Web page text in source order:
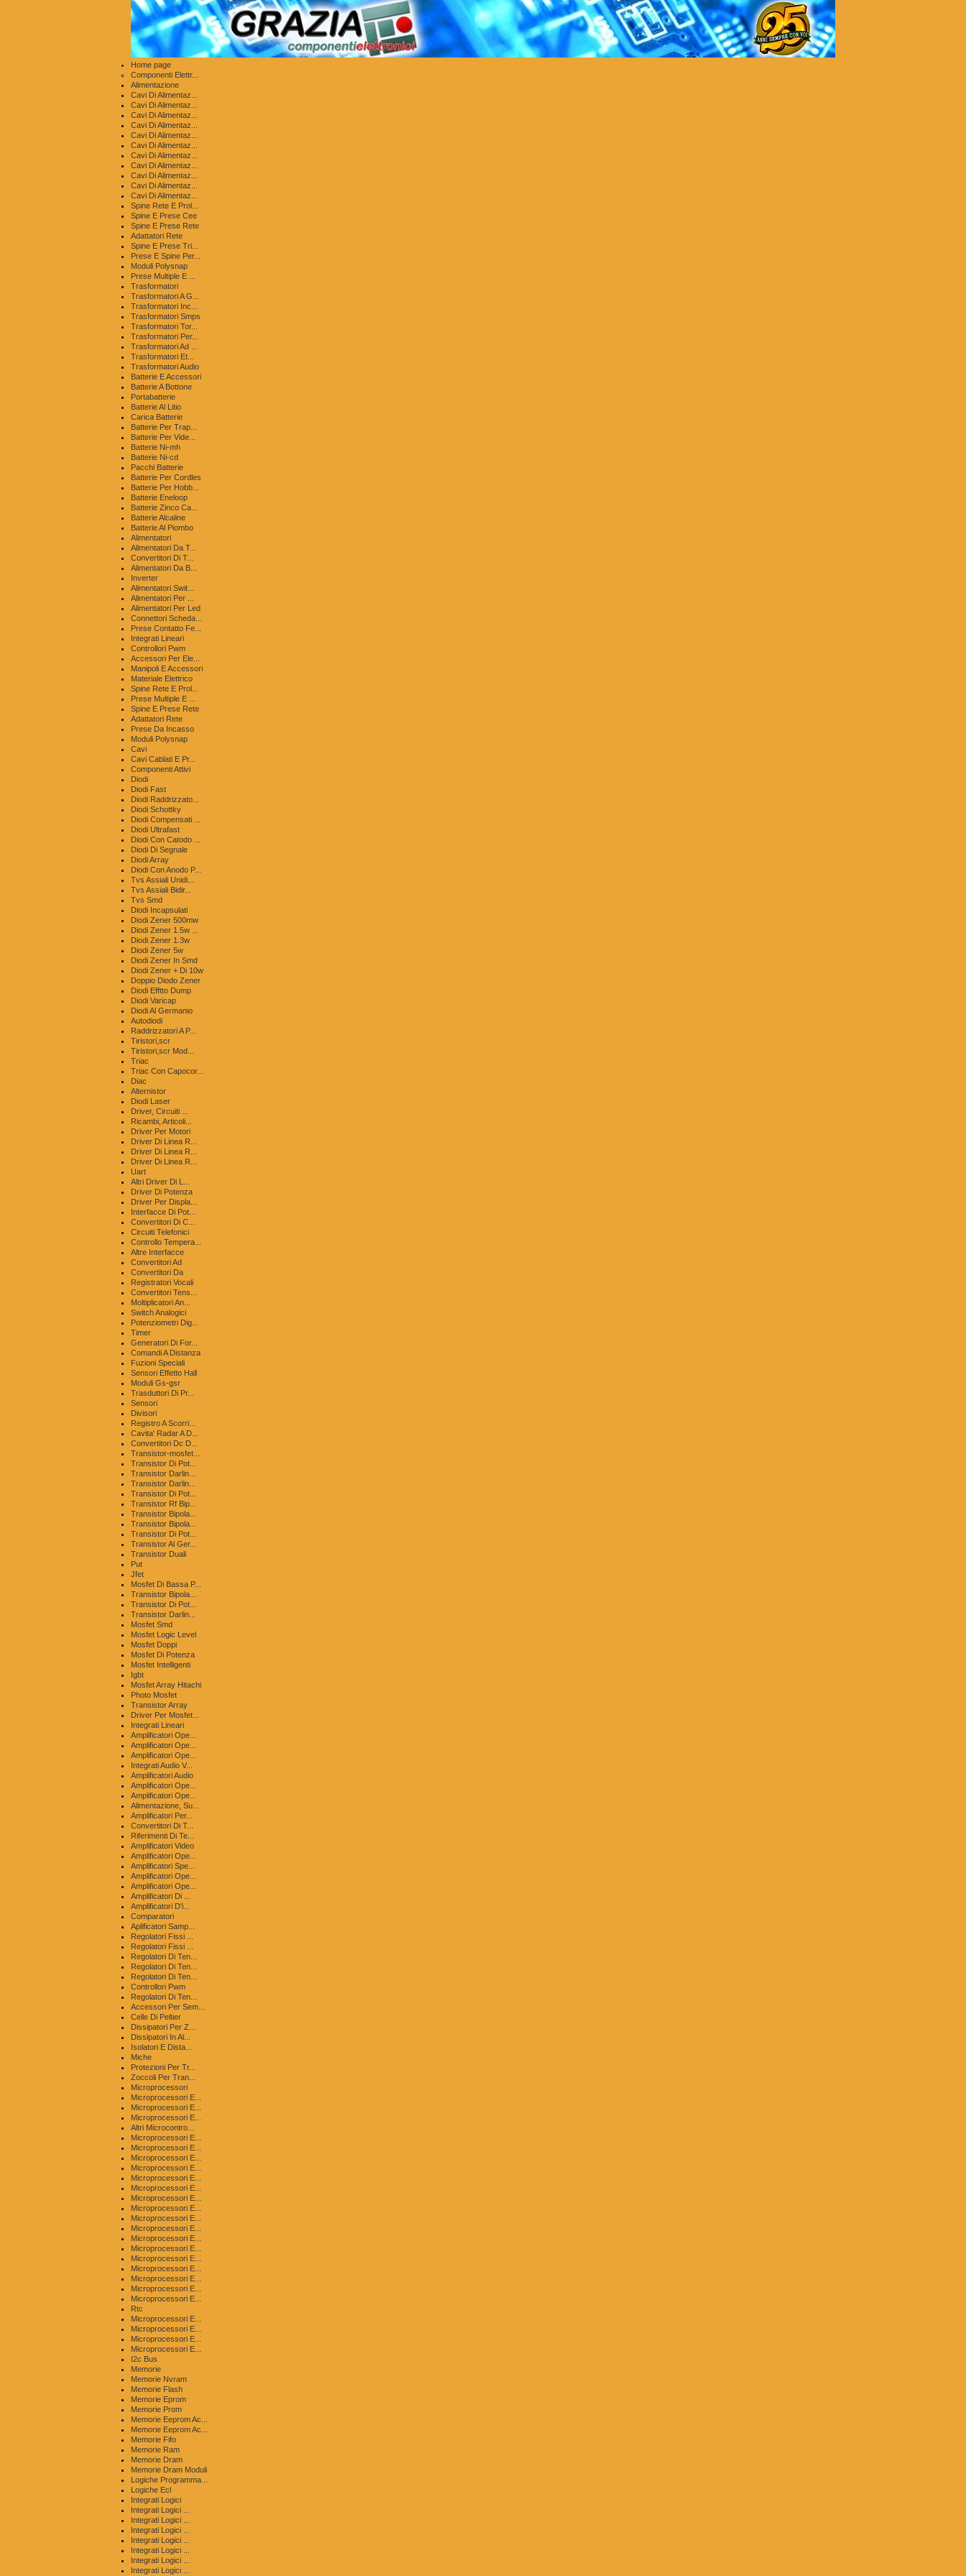
Home page
Componenti Elettr...
Alimentazione
Cavi Di Alimentaz...
Cavi Di Alimentaz...
Cavi Di Alimentaz...
Cavi Di Alimentaz...
Cavi Di Alimentaz...
Cavi Di Alimentaz...
Cavi Di Alimentaz...
Cavi Di Alimentaz...
Cavi Di Alimentaz...
Cavi Di Alimentaz...
Cavi Di Alimentaz...
Spine Rete E Prol...
Spine E Prese Cee
Spine E Prese Rete
Adattatori Rete
Spine E Prese Tri...
Prese E Spine Per...
Moduli Polysnap
Prese Multiple E ...
Trasformatori
Trasformatori A G...
Trasformatori Inc...
Trasformatori Smps
Trasformatori Tor...
Trasformatori Per...
Trasformatori Ad ...
Trasformatori Et...
Trasformatori Audio
Batterie E Accessori
Batterie A Bottone
Portabatterie
Batterie Al Litio
Carica Batterie
Batterie Per Trap...
Batterie Per Vide...
Batterie Ni-mh
Batterie Ni-cd
Pacchi Batterie
Batterie Per Cordles
Batterie Per Hobb...
Batterie Eneloop
Batterie Zinco Ca...
Batterie Alcaline
Batterie Al Piombo
Alimentatori
Alimentatori Da T...
Convertitori Di T...
Alimentatori Da B...
Inverter
Alimentatori Swit...
Alimentatori Per ...
Alimentatori Per Led
Connettori Scheda...
Prese Contatto Fe...
Integrati Lineari
Controllori Pwm
Accessori Per Ele...
Manipoli E Accessori
Materiale Elettrico
Spine Rete E Prol...
Prese Multiple E ...
Spine E Prese Rete
Adattatori Rete
Prese Da Incasso
Moduli Polysnap
Cavi
Cavi Cablati E Pr...
Componenti Attivi
Diodi
Diodi Fast
Diodi Raddrizzato...
Diodi Schottky
Diodi Compensati ...
Diodi Ultrafast
Diodi Con Catodo ...
Diodi Di Segnale
Diodi Array
Diodi Con Anodo P...
Tvs Assiali Unidi...
Tvs Assiali Bidir...
Tvs Smd
Diodi Incapsulati
Diodi Zener 500mw
Diodi Zener 1.5w ...
Diodi Zener 1.3w
Diodi Zener 5w
Diodi Zener In Smd
Diodi Zener + Di 10w
Doppio Diodo Zener
Diodi Efftto Dump
Diodi Varicap
Diodi Al Germanio
Autodiodi
Raddrizzatori A P...
Tiristori,scr
Tiristori,scr Mod...
Triac
Triac Con Capocor...
Diac
Alternistor
Diodi Laser
Driver, Circuiti ...
Ricambi, Articoli...
Driver Per Motori
Driver Di Linea R...
Driver Di Linea R...
Driver Di Linea R...
Uart
Altri Driver Di L...
Driver Di Potenza
Driver Per Displa...
Interfacce Di Pot...
Convertitori Di C...
Circuiti Telefonici
Controllo Tempera...
Altre Interfacce
Convertitori Ad
Convertitori Da
Registratori Vocali
Convertitori Tens...
Moltiplicatori An...
Switch Analogici
Potenziometri Dig...
Timer
Generatori Di For...
Comandi A Distanza
Fuzioni Speciali
Sensori Effetto Hall
Moduli Gs-gsr
Trasduttori Di Pr...
Sensori
Divisori
Registro A Scorri...
Cavita' Radar A D...
Convertitori Dc D...
Transistor-mosfet...
Transistor Di Pot...
Transistor Darlin...
Transistor Darlin...
Transistor Di Pot...
Transistor Rf Bip...
Transistor Bipola...
Transistor Bipola...
Transistor Di Pot...
Transistor Al Ger...
Transistor Duali
Put
Jfet
Mosfet Di Bassa P...
Transistor Bipola...
Transistor Di Pot...
Transistor Darlin...
Mosfet Smd
Mosfet Logic Level
Mosfet Doppi
Mosfet Di Potenza
Mosfet Intelligenti
Igbt
Mosfet Array Hitachi
Photo Mosfet
Transistor Array
Driver Per Mosfet...
Integrati Lineari
Amplificatori Ope...
Amplificatori Ope...
Amplificatori Ope...
Integrati Audio V...
Amplificatori Audio
Amplificatori Ope...
Amplificatori Ope...
Alimentazione, Su...
Amplificatori Per...
Convertitori Di T...
Riferimenti Di Te...
Amplificatori Video
Amplificatori Ope...
Amplificatori Spe...
Amplificatori Ope...
Amplificatori Ope...
Amplificatori Di ...
Amplificatori D'i...
Comparatori
Aplificatori Samp...
Regolatori Fissi ...
Regolatori Fissi ...
Regolatori Di Ten...
Regolatori Di Ten...
Regolatori Di Ten...
Controllori Pwm
Regolatori Di Ten...
Accessori Per Sem...
Celle Di Peltier
Dissipatori Per Z...
Dissipatori In Al...
Isolatori E Dista...
Miche
Protezioni Per Tr...
Zoccoli Per Tran...
Microprocessori
Microprocessori E...
Microprocessori E...
Microprocessori E...
Altri Microcontro...
Microprocessori E...
Microprocessori E...
Microprocessori E...
Microprocessori E...
Microprocessori E...
Microprocessori E...
Microprocessori E...
Microprocessori E...
Microprocessori E...
Microprocessori E...
Microprocessori E...
Microprocessori E...
Microprocessori E...
Microprocessori E...
Microprocessori E...
Microprocessori E...
Microprocessori E...
Rtc
Microprocessori E...
Microprocessori E...
Microprocessori E...
Microprocessori E...
I2c Bus
Memorie
Memorie Nvram
Memorie Flash
Memorie Eprom
Memorie Prom
Memorie Eeprom Ac...
Memorie Eeprom Ac...
Memorie Fifo
Memorie Ram
Memorie Dram
Memorie Dram Moduli
Logiche Programma...
Logiche Ecl
Integrati Logici
Integrati Logici ...
Integrati Logici ...
Integrati Logici ...
Integrati Logici ...
Integrati Logici ...
Integrati Logici ...
Integrati Logici ...